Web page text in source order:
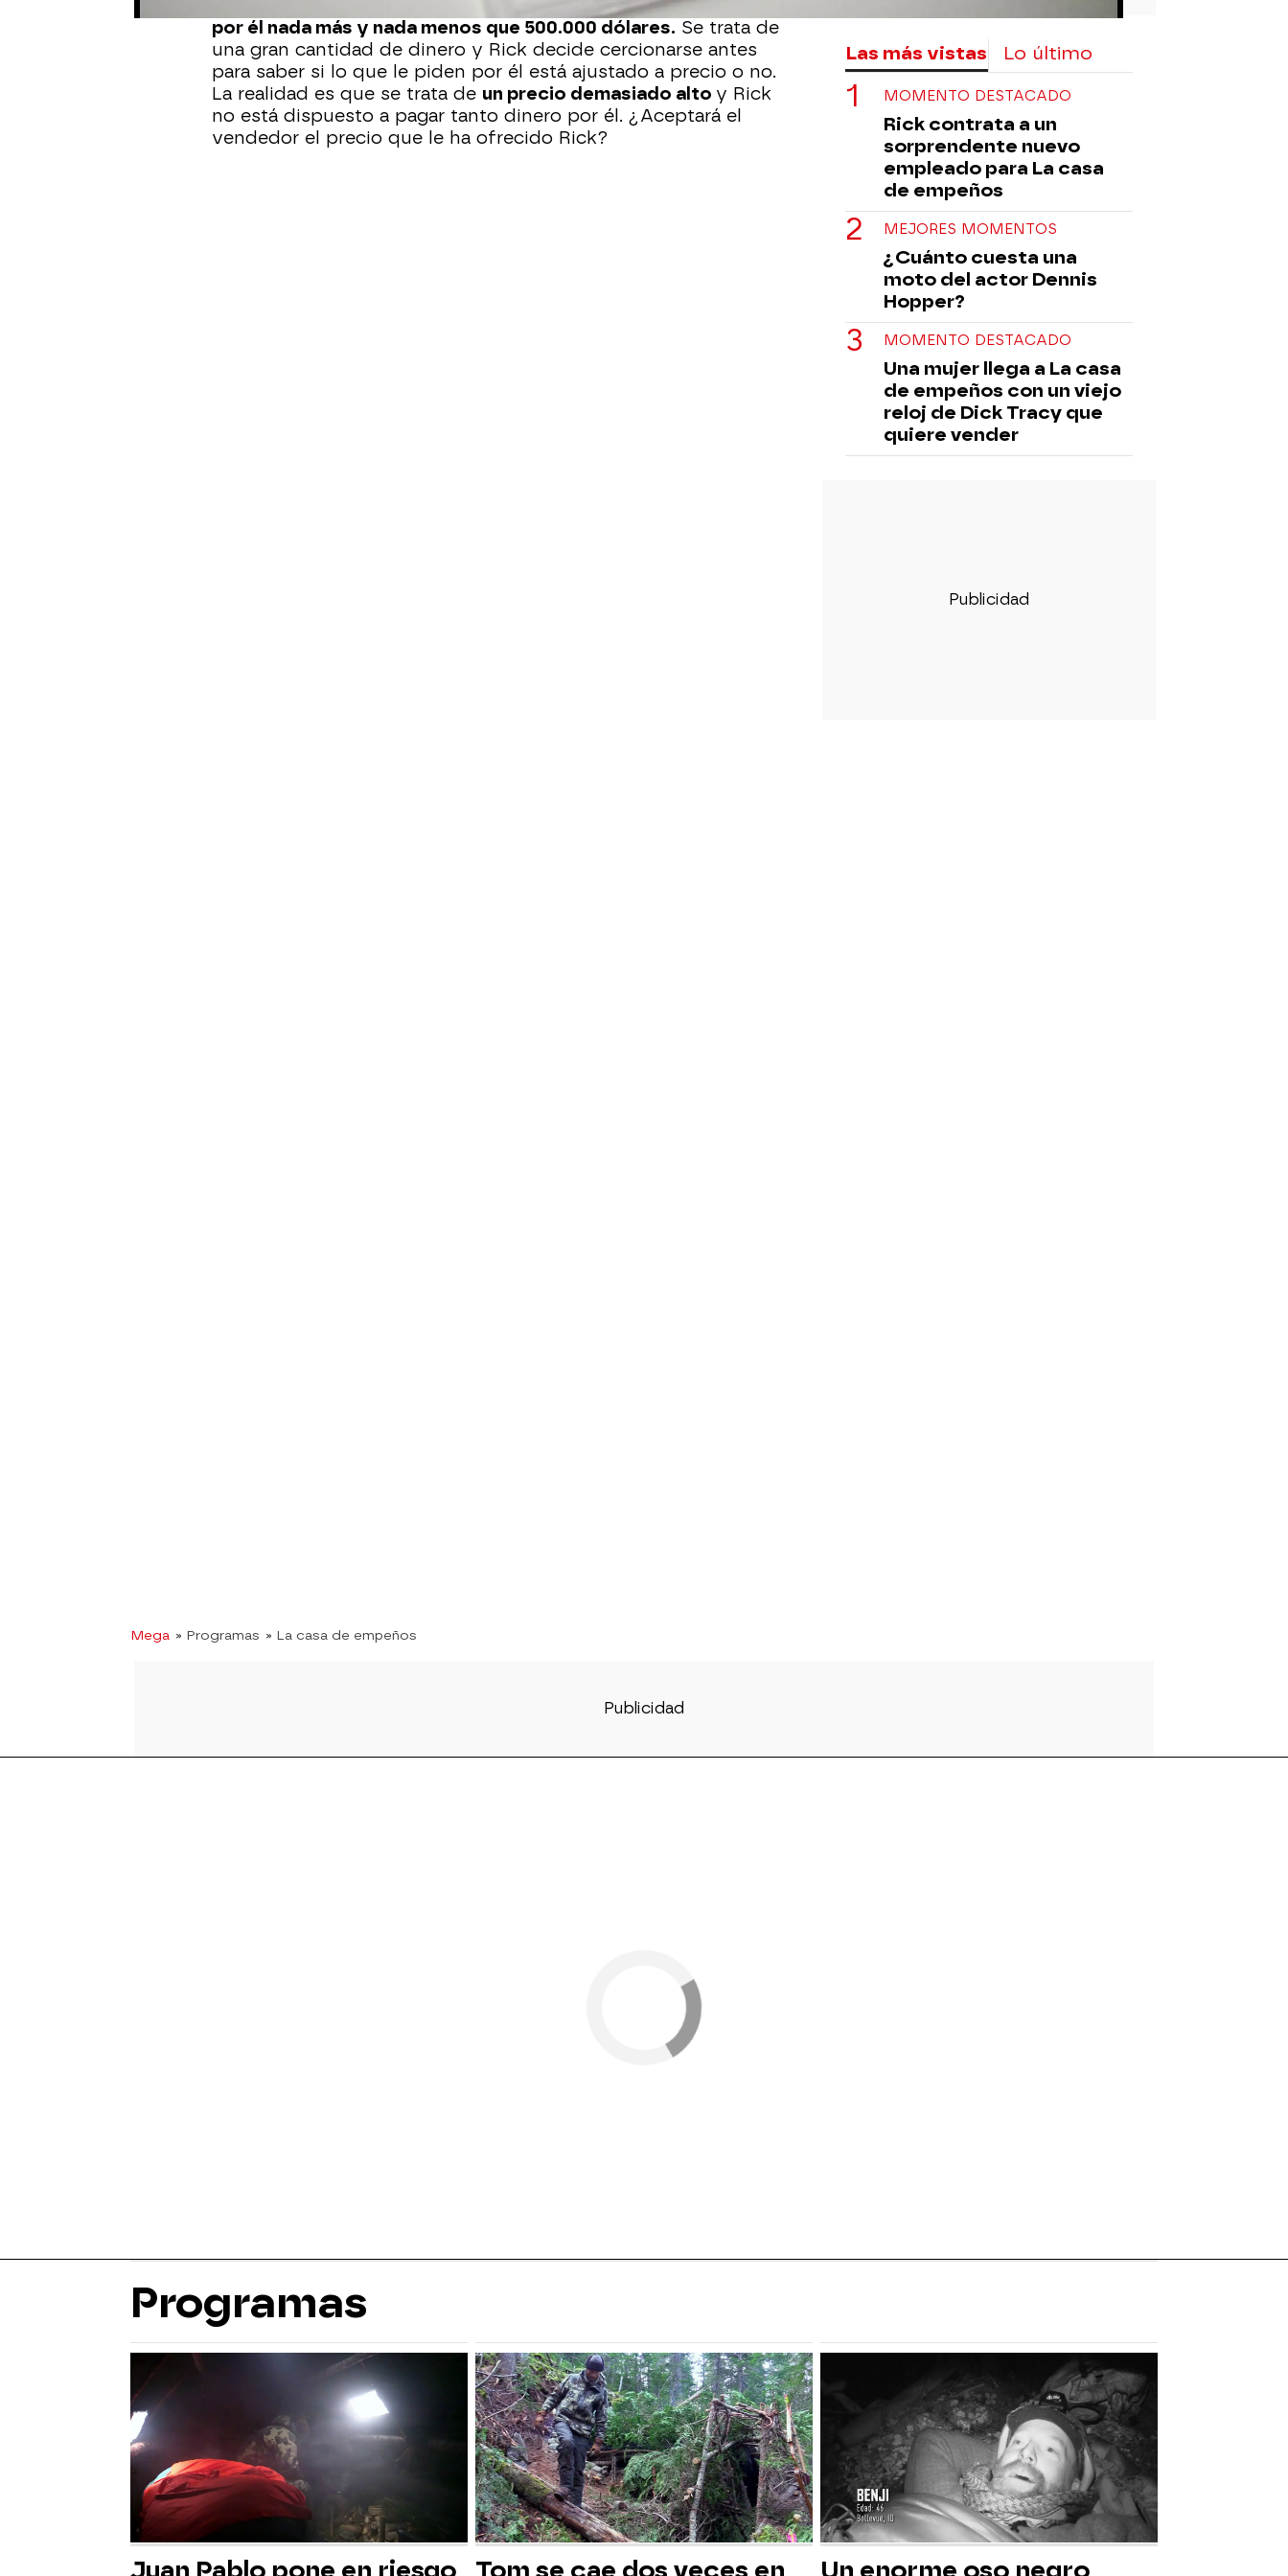
Su dueño asegura que lo recibió en herencia yquiere sacar
por él nada más y nada menos que 500.000 dólares. Se trata de
una gran cantidad de dinero y Rick decide cercionarse antes
para saber si lo que le piden por él está ajustado a precio o no.
La realidad es que se trata de un precio demasiado alto y Rick
no está dispuesto a pagar tanto dinero por él. ¿Aceptará el
vendedor el precio que le ha ofrecido Rick?
Mega » Programas » La casa de empeños
Las más vistas Lo último
MOMENTO DESTACADO
Rick contrata a un
sorprendente nuevo
empleado para La casa
de empeños
MEJORES MOMENTOS
¿Cuánto cuesta una
moto del actor Dennis
Hopper?
MOMENTO DESTACADO
Una mujer llega a La casa
de empeños con un viejo
reloj de Dick Tracy que
quiere vender
Programas
Juan Pablo pone en riesgo Tom se cae dos veces en Un enorme oso negro